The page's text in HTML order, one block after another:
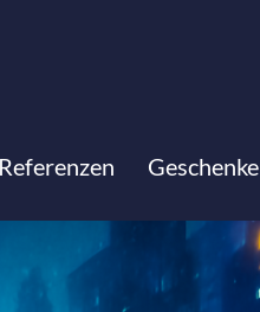
Referenzen Geschenke